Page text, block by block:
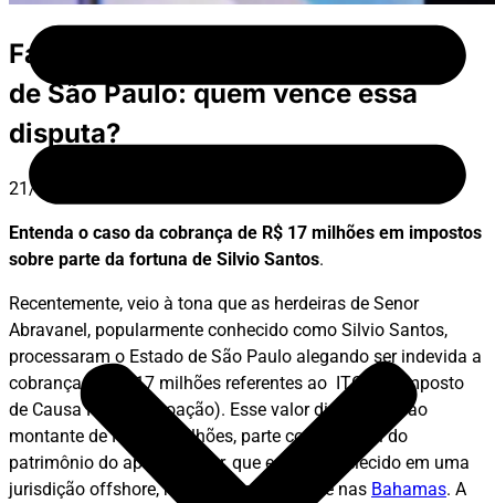
Família Abravanel versus o Estado
de São Paulo: quem vence essa
disputa?
21/01/2025
Entenda o caso da cobrança de R$ 17 milhões em impostos
sobre parte da fortuna de Silvio Santos.
Recentemente, veio à tona que as herdeiras de Senor
Abravanel, popularmente conhecido como Silvio Santos,
processaram o Estado de São Paulo alegando ser indevida a
cobrança de R$ 17 milhões referentes ao ITCMD (Imposto
de Causa Mortis e Doação). Esse valor diz respeito ao
montante de R$ 430 milhões, parte considerável do
patrimônio do apresentador, que está estabelecido em uma
jurisdição offshore, mais especificamente nas Bahamas. A